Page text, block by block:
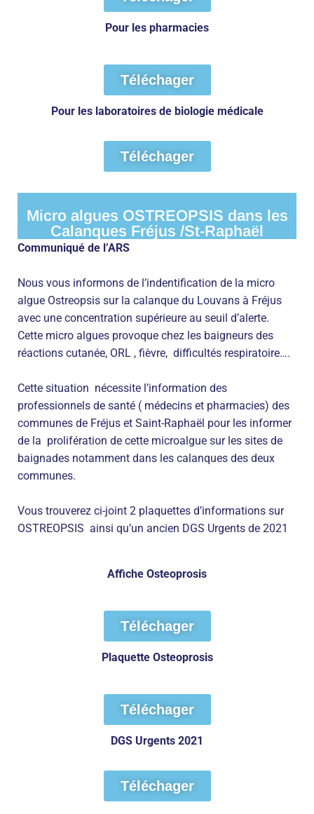
Pour les pharmacies
Téléchager
Pour les laboratoires de biologie médicale
Téléchager
Micro algues OSTREOPSIS dans les
Calanques Fréjus /St-Raphaël
Communiqué de l’ARS
Nous vous informons de l’indentification de la micro
algue Ostreopsis sur la calanque du Louvans à Fréjus
avec une concentration supérieure au seuil d’alerte.
Cette micro algues provoque chez les baigneurs des
réactions cutanée, ORL , fièvre, difficultés respiratoire….
Cette situation nécessite l’information des
professionnels de santé ( médecins et pharmacies) des
communes de Fréjus et Saint-Raphaël pour les informer
de la prolifération de cette microalgue sur les sites de
baignades notamment dans les calanques des deux
communes.
Vous trouverez ci-joint 2 plaquettes d’informations sur
OSTREOPSIS ainsi qu’un ancien DGS Urgents de 2021
Affiche Osteoprosis
Téléchager
Plaquette Osteoprosis
Téléchager
DGS Urgents 2021
Téléchager